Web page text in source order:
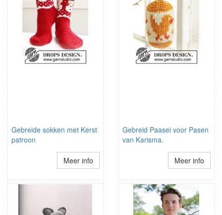
Gebreide sokken met Kerst
patroon
Meer info
Gebreid Paasei voor Pasen
van Karisma.
Meer info